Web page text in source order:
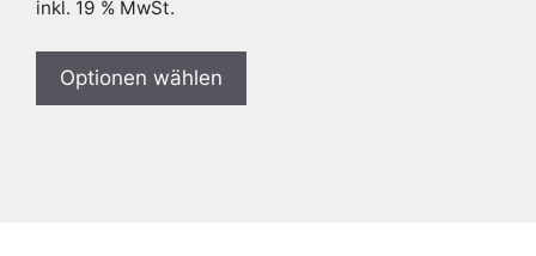
inkl. 19 % MwSt.
Optionen wählen